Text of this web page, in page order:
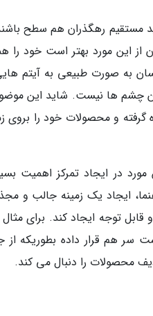
مستقیم رهگذران هم سطح
از این مورد بهتر است خود
به صورت طبیعی به آیتم
چشم ها نیست. شاید این
و محصولات خود را بروی
در ایجاد تمرکز اهمیت
ایجاد یک زمینه جالب و
توجه ایجاد کند. برای
سر هم قرار داده بطوریکه
محصولات را دنبال می کند.